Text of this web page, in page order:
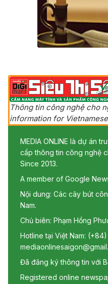
Thông tin công nghệ cho
information for
MEDIA ONLINE là dự án
cấp thông tin công nghệ
Since 2013.
A member of Google
Nội dung: Các cây bút
Nam.
Chủ biên: Phạm Hồng
Hotline tại Việt Nam:
Đã đăng ký thông tin với
Registered online